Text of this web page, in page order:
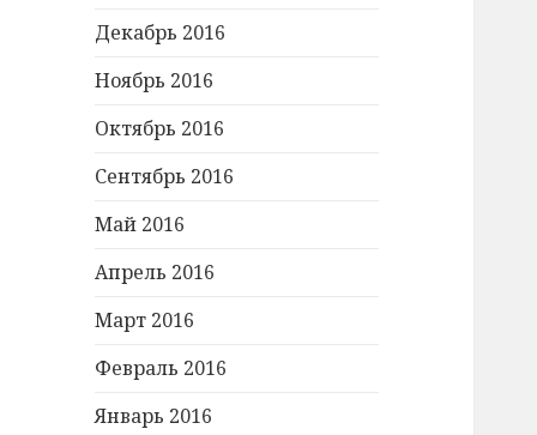
Декабрь 2016
Ноябрь 2016
Октябрь 2016
Сентябрь 2016
Май 2016
Апрель 2016
Март 2016
Февраль 2016
Январь 2016